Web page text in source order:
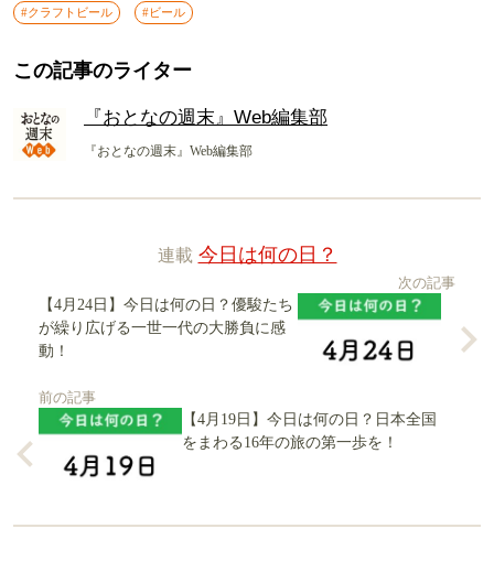
#クラフトビール #ビール
この記事のライター
『おとなの週末』Web編集部
『おとなの週末』Web編集部
連載 今日は何の日？
次の記事
【4月24日】今日は何の日？優駿たち
が繰り広げる一世一代の大勝負に感
動！
前の記事
【4月19日】今日は何の日？日本全国
をまわる16年の旅の第一歩を！